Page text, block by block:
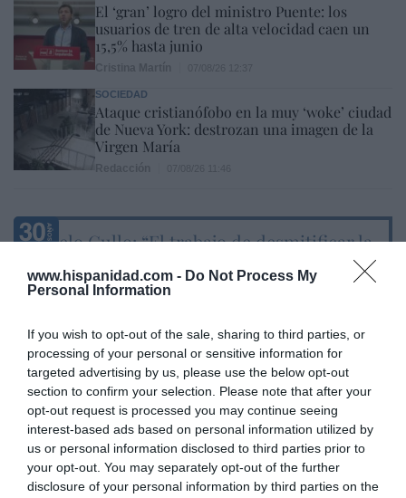
www.hispanidad.com - Do Not Process My
Personal Information
If you wish to opt-out of the sale, sharing to third parties, or
processing of your personal or sensitive information for
targeted advertising by us, please use the below opt-out
section to confirm your selection. Please note that after your
opt-out request is processed you may continue seeing
interest-based ads based on personal information utilized by
us or personal information disclosed to third parties prior to
your opt-out. You may separately opt-out of the further
disclosure of your personal information by third parties on the
El ‘gran’ logro del ministro Puente: los
usuarios de tren de alta velocidad caen un
15,5% hasta junio
SOCIEDAD
Ataque cristianófobo en la muy ‘woke’ ciudad
de Nueva York: destrozan una imagen de la
Virgen María
Marcelo Gullo: “El trabajo de desmitificar la
desmontar la falsificación, es un trabajo
por Hispanidad
Artículos anteriores
DIARIO DE LA CORRUPCIÓN SANCHISTA
Diario de la corrupción sanchista. Hazte
Oír se manifiesta delante de La Mareta: